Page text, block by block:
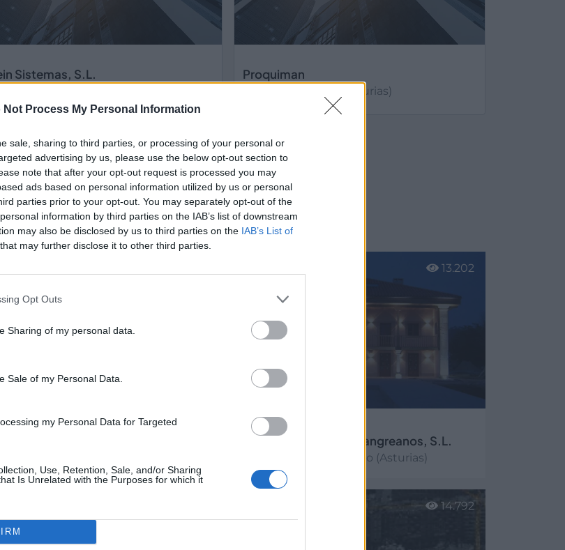
Not Process My Personal Information
sale, sharing to third parties, or processing of your personal or
advertising by us, please use the below opt-out section to
note that after your opt-out request is processed you may
ads based on personal information utilized by us or personal
parties prior to your opt-out. You may separately opt-out of the
information by third parties on the IAB’s list of downstream
may also be disclosed by us to third parties on the IAB’s List of
that may further disclose it to other third parties.
Opt Outs
Sharing of my personal data.
Sale of my Personal Data.
my Personal Data for Targeted
Use, Retention, Sale, and/or Sharing
Is Unrelated with the Purposes for which it
Sistemas, S.L. Proquiman
La Moral - Tuilla (Asturias)
en Langreo
Coelan Electricistas Langreanos, S.L.
La Felguera - Langreo (Asturias)
Ver más
13.202
14.792